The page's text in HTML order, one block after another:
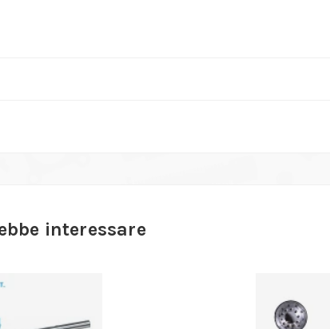
interessare